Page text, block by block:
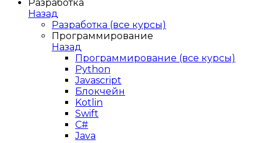
Разработка
Назад
Разработка (все курсы)
Программирование
Назад
Программирование (все курсы)
Python
Javascript
Блокчейн
Kotlin
Swift
C#
Java